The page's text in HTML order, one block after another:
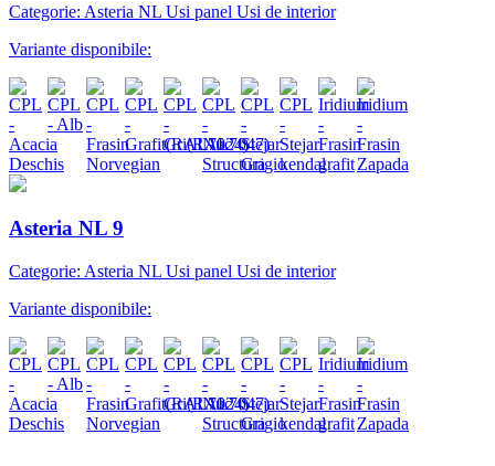
Categorie: Asteria NL Usi panel Usi de interior
Variante disponibile:
Asteria NL 9
Categorie: Asteria NL Usi panel Usi de interior
Variante disponibile: